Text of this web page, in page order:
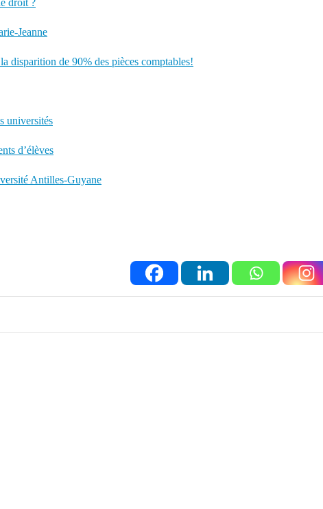
droit ?
Jeanne
disparition de 90% des pièces comptables!
universités
d’élèves
Antilles-Guyane